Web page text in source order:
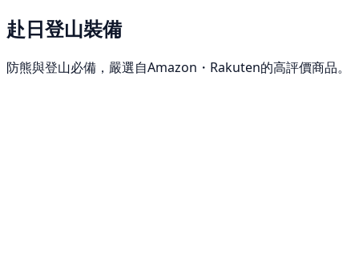
赴日登山裝備
防熊與登山必備，嚴選自Amazon・Rakuten的高評價商品。